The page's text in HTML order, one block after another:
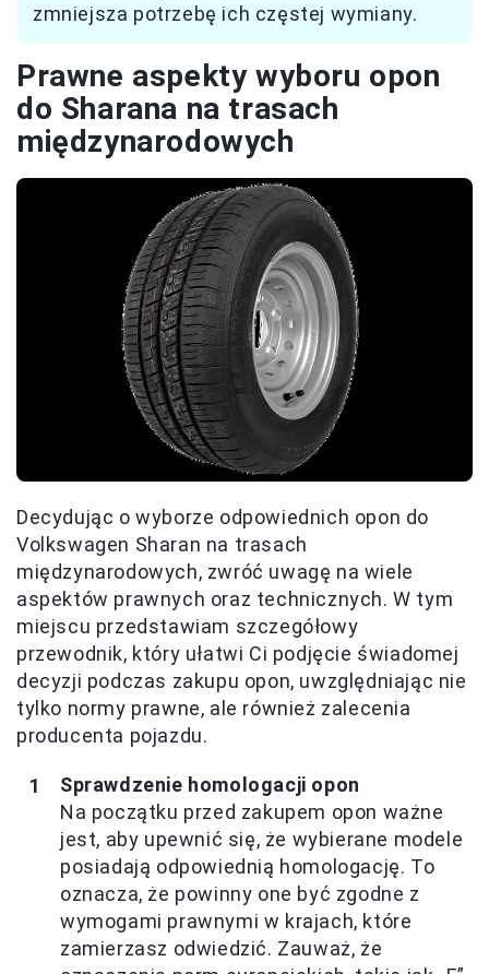
zmniejsza potrzebę ich częstej wymiany.
Prawne aspekty wyboru opon
do Sharana na trasach
międzynarodowych
Decydując o wyborze odpowiednich opon do
Volkswagen Sharan na trasach
międzynarodowych, zwróć uwagę na wiele
aspektów prawnych oraz technicznych. W tym
miejscu przedstawiam szczegółowy
przewodnik, który ułatwi Ci podjęcie świadomej
decyzji podczas zakupu opon, uwzględniając nie
tylko normy prawne, ale również zalecenia
producenta pojazdu.
Sprawdzenie homologacji opon
Na początku przed zakupem opon ważne
jest, aby upewnić się, że wybierane modele
posiadają odpowiednią homologację. To
oznacza, że powinny one być zgodne z
wymogami prawnymi w krajach, które
zamierzasz odwiedzić. Zauważ, że